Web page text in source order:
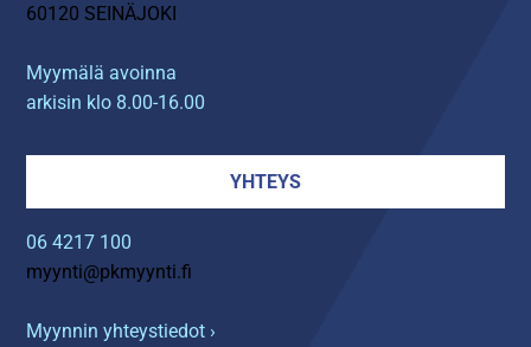
60120 SEINÄJOKI
Myymälä avoinna
arkisin klo 8.00-16.00
YHTEYS
06 4217 100
myynti@pkmyynti.fi
Myynnin yhteystiedot ›